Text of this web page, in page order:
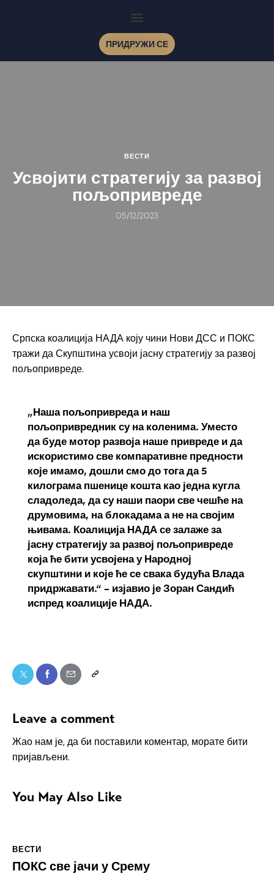
ПРИДРУЖИ СЕ
ВЕСТИ
Усвојити стратегију за развој
пољопривреде
05/12/2023
Српска коалиција НАДА коју чини Нови ДСС и ПОКС
тражи да Скупштина усвоји јасну стратегију за развој
пољопривреде.
„Наша пољопривреда и наш
пољопривредник су на коленима. Уместо
да буде мотор развоја наше привреде и да
искористимо све компаративне предности
које имамо, дошли смо до тога да 5
килограма пшенице кошта као једна кугла
сладоледа, да су наши паори све чешће на
друмовима, на блокадама а не на својим
њивама. Коалиција НАДА се залаже за
јасну стратегију за развој пољопривреде
која ће бити усвојена у Народној
скупштини и које ће се свака будућа Влада
придржавати.“ – изјавио је Зоран Сандић
испред коалиције НАДА.
Leave a comment
Жао нам је, да би поставили коментар, морате бити
пријављени.
You May Also Like
ВЕСТИ
ПОКС све јачи у Срему